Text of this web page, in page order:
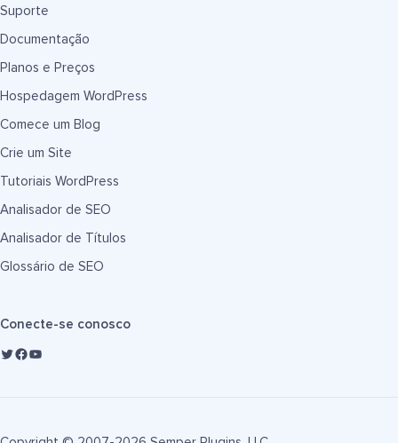
Suporte
Documentação
Planos e Preços
Hospedagem WordPress
Comece um Blog
Crie um Site
Tutoriais WordPress
Analisador de SEO
Analisador de Títulos
Glossário de SEO
Conecte-se conosco